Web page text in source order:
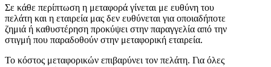
Σε κάθε περίπτωση η μεταφορά γίνεται με ευθύνη του
πελάτη και η εταιρεία μας δεν ευθύνεται για οποιαδήποτε
ζημιά ή καθυστέρηση προκύψει στην παραγγελία από την
στιγμή που παραδοθούν στην μεταφορική εταιρεία.
Το κόστος μεταφορικών επιβαρύνει τον πελάτη. Για όλες